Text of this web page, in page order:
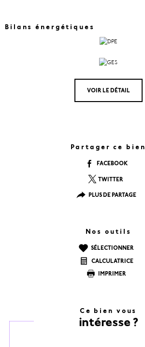
Bilans énergétiques
VOIR LE DÉTAIL
Partager ce bien
FACEBOOK
TWITTER
PLUS DE PARTAGE
Nos outils
SÉLECTIONNER
CALCULATRICE
IMPRIMER
Ce bien vous
intéresse ?